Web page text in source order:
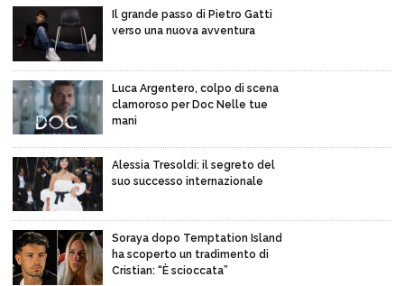
Il grande passo di Pietro Gatti
verso una nuova avventura
Luca Argentero, colpo di scena
clamoroso per Doc Nelle tue
mani
Alessia Tresoldi: il segreto del
suo successo internazionale
Soraya dopo Temptation Island
ha scoperto un tradimento di
Cristian: “È scioccata”